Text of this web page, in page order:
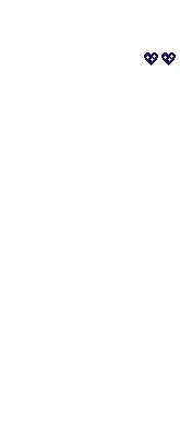
💖💖